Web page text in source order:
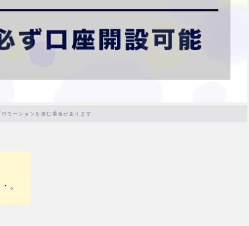
モーションを含む場合があります
。